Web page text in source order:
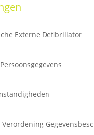
Externe Defibrillator
Verordening